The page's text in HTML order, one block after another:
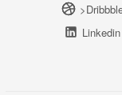
Linkedin